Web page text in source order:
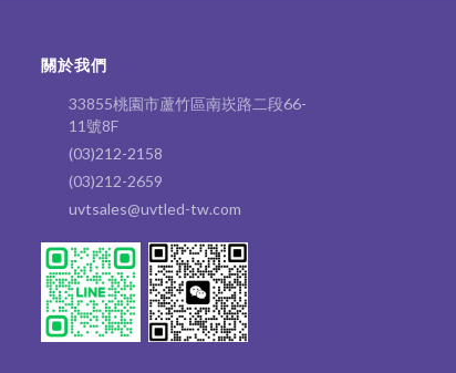
關於我們
33855桃園市蘆竹區南崁路二段66-
11號8F
(03)212-2158
(03)212-2659
uvtsales@uvtled-tw.com